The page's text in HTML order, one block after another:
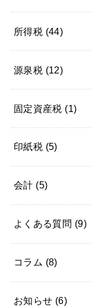
所得税 (44)
源泉税 (12)
固定資産税 (1)
印紙税 (5)
会計 (5)
よくある質問 (9)
コラム (8)
お知らせ (6)